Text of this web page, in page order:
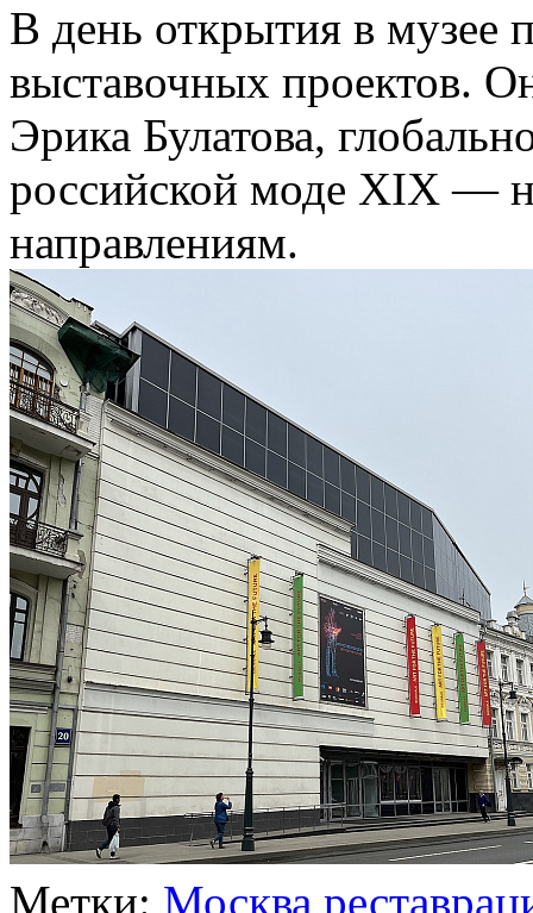
В день открытия в музее
выставочных проектов.
Эрика Булатова,
российской моде XIX —
направлениям.
Метки: Москва